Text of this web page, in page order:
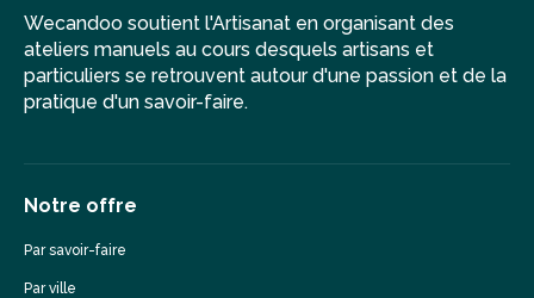
Wecandoo soutient l'Artisanat en organisant des
ateliers manuels au cours desquels artisans et
particuliers se retrouvent autour d'une passion et de la
pratique d'un savoir-faire.
Notre offre
Par savoir-faire
Par ville